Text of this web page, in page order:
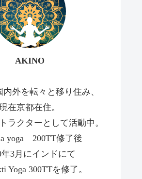
AKINO
内外を転々と移り住み、
在京都在住。
ラクターとして活動中。
yoga 200TT修了後
年3月にインドにて
Yoga 300TTを修了。